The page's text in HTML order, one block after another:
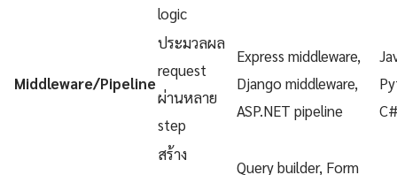
logic
Middleware/Pipeline
ประมวลผล
request
ผ่านหลาย
step
Express middleware,
Django middleware,
ASP.NET pipeline
สร้าง
Query builder, Form